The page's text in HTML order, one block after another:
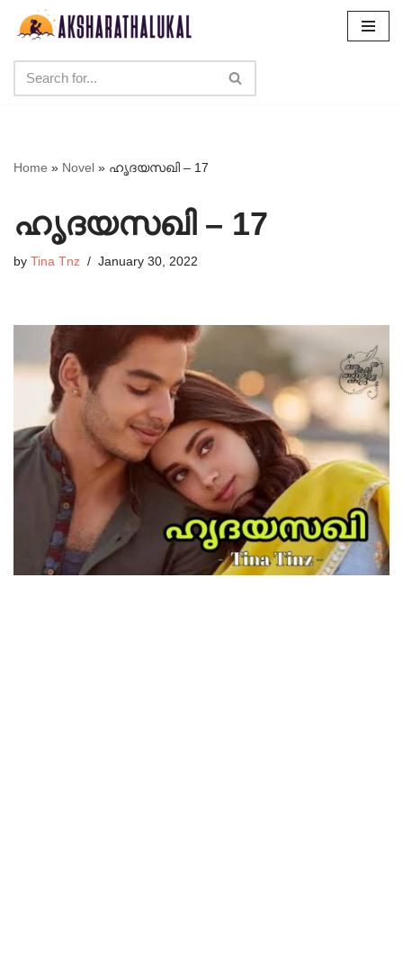
content
Home » Novel » ഹൃദയസഖി – 17
ഹൃദയസഖി – 17
by Tina Tnz January 30, 2022